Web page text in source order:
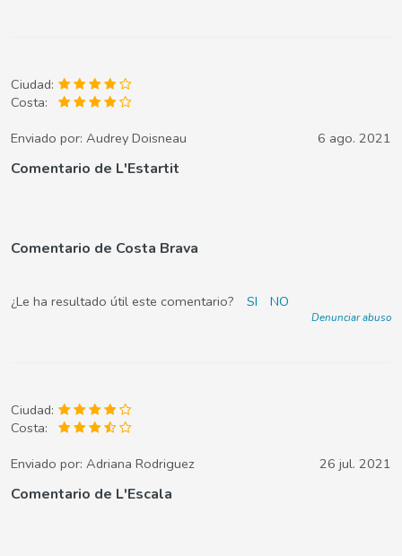
Ciudad:
Costa:
Enviado por: Audrey Doisneau 6 ago. 2021
Comentario de L'Estartit
Comentario de Costa Brava
¿Le ha resultado útil este comentario? SI NO
Denunciar abuso
Ciudad:
Costa:
Enviado por: Adriana Rodriguez 26 jul. 2021
Comentario de L'Escala